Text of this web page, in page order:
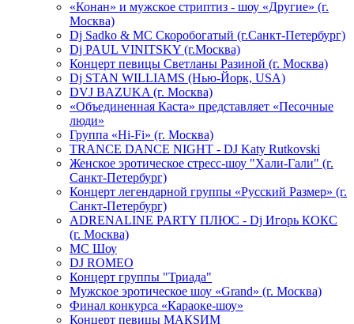
«Конан» и мужское стриптиз - шоу «Другие» (г.
Москва)
Dj Sadko & МС Скоробогатый (г.Санкт-Петербург)
Dj PAUL VINITSKY (г.Москва)
Концерт певицы Светланы Разиной (г. Москва)
Dj STAN WILLIAMS (Нью-Йорк, USA)
DVJ BAZUKA (г. Москва)
«Объединенная Каста» представляет «Песочные
люди»
Группа «Hi-Fi» (г. Москва)
TRANCE DANCE NIGHT - DJ Katy Rutkovski
Женское эротическое стресс-шоу "Хали-Гали" (г.
Санкт-Петербург)
Концерт легендарной группы «Русский Размер» (г.
Санкт-Петербург)
ADRENALINE PARTY ПЛЮС - Dj Игорь КОКС
(г. Москва)
MC Шоу
DJ ROMEO
Концерт группы "Триада"
Мужское эротическое шоу «Grand» (г. Москва)
Финал конкурса «Караоке-шоу»
Концерт певицы МАКSИМ